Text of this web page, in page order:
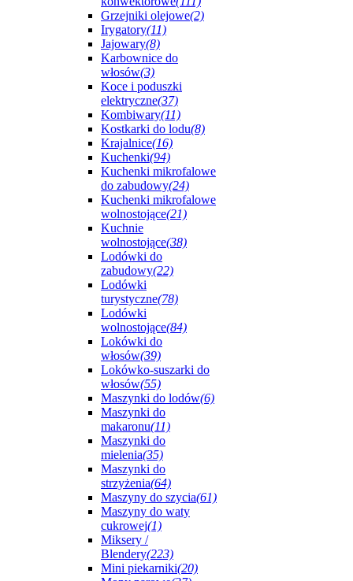
Grzejniki olejowe(2)
Irygatory(11)
Jajowary(8)
Karbownice do
włosów(3)
Koce i poduszki
elektryczne(37)
Kombiwary(11)
Kostkarki do lodu(8)
Krajalnice(16)
Kuchenki(94)
Kuchenki mikrofalowe
do zabudowy(24)
Kuchenki mikrofalowe
wolnostojące(21)
Kuchnie
wolnostojące(38)
Lodówki do
zabudowy(22)
Lodówki
turystyczne(78)
Lodówki
wolnostojące(84)
Lokówki do
włosów(39)
Lokówko-suszarki do
włosów(55)
Maszynki do lodów(6)
Maszynki do
makaronu(11)
Maszynki do
mielenia(35)
Maszynki do
strzyżenia(64)
Maszyny do szycia(61)
Maszyny do waty
cukrowej(1)
Miksery /
Blendery(223)
Mini piekarniki(20)